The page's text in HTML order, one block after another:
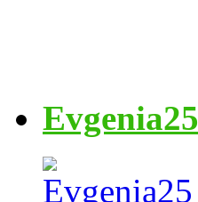
Evgenia25